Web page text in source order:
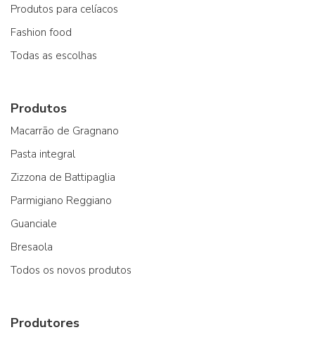
Produtos para celíacos
Fashion food
Todas as escolhas
Produtos
Macarrão de Gragnano
Pasta integral
Zizzona de Battipaglia
Parmigiano Reggiano
Guanciale
Bresaola
Todos os novos produtos
Produtores